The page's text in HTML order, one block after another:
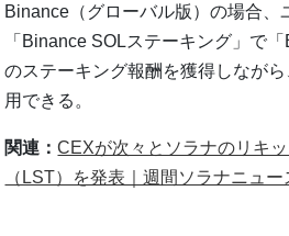
Binance（グローバル版）の場合、
「Binance SOLステーキング」で
のステーキング報酬を獲得しなが
用できる。
関連：CEXが次々とソラナのリキ
（LST）を発表｜週間ソラナニュー